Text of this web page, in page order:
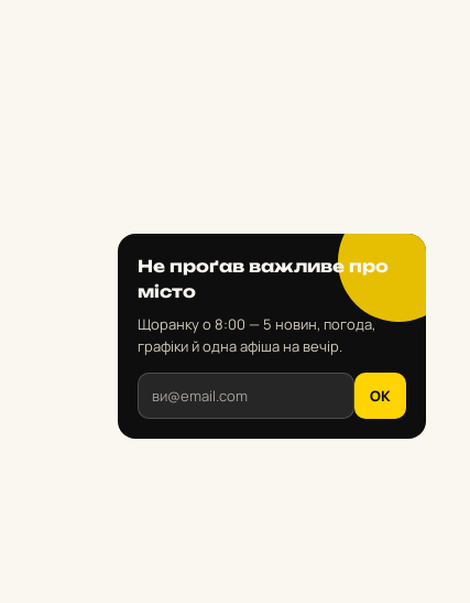
Не проґав важливе про
місто
Щоранку о 8:00 — 5 новин, погода,
графіки й одна афіша на вечір.
OK